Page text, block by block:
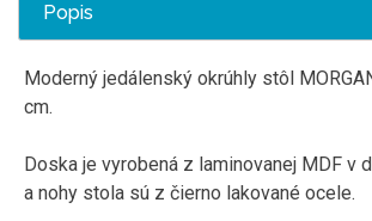
Popis
Moderný jedálenský okrúhly stôl
cm.
Doska je vyrobená z laminovanej MDF v
a nohy stola sú z čierno lakované ocele.